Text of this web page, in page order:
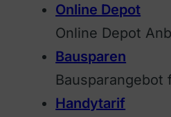
Online Depot
Online Depot
Bausparen
Bausparangebot
Handytarif